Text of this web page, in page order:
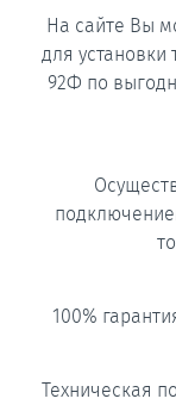
На сайте Вы
для
92Ф по
100%
Техническая